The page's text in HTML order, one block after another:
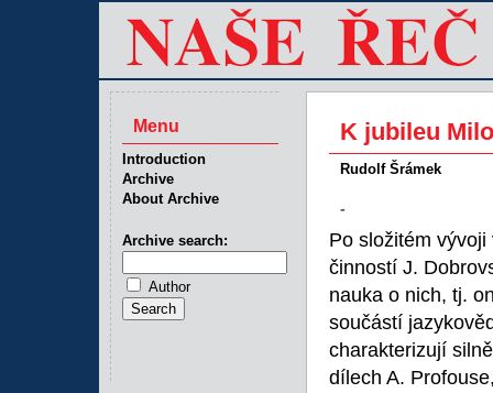
K jubileu
Rudolf Šrámek
-
Po složitém
činností J.
nauka o nich, tj.
součástí
charakterizují
dílech A.
Menu
Introduction
Archive
About Archive
Archive search:
Author